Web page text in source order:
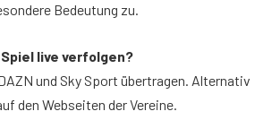
Bedeutung zu.
live verfolgen?
und Sky Sport übertragen. Alternativ
den Webseiten der Vereine.